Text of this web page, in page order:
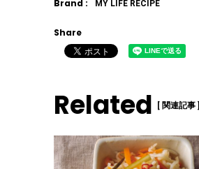
Brand : MY LIFE RECIPE
Share
Related [ 関連記事 ]